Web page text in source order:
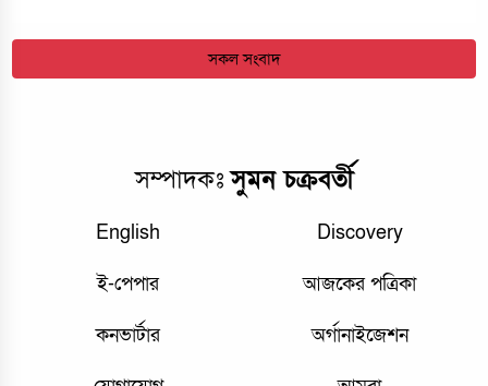
সকল সংবাদ
সম্পাদকঃসুমন চক্রবর্তী
English Discovery
ই-পেপার আজকের পত্রিকা
কনভার্টার অর্গানাইজেশন